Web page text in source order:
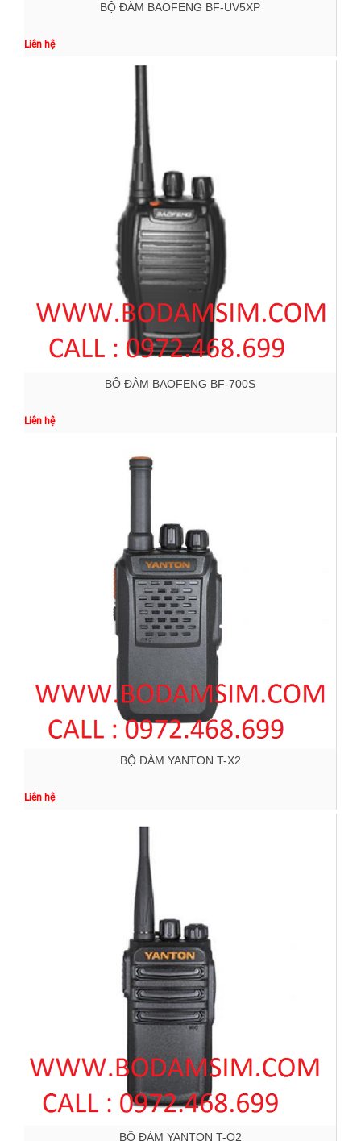
BỘ ĐÀM BAOFENG BF-UV5XP
Liên hệ
BỘ ĐÀM BAOFENG BF-700S
Liên hệ
BỘ ĐÀM YANTON T-X2
Liên hệ
BỘ ĐÀM YANTON T-Q2